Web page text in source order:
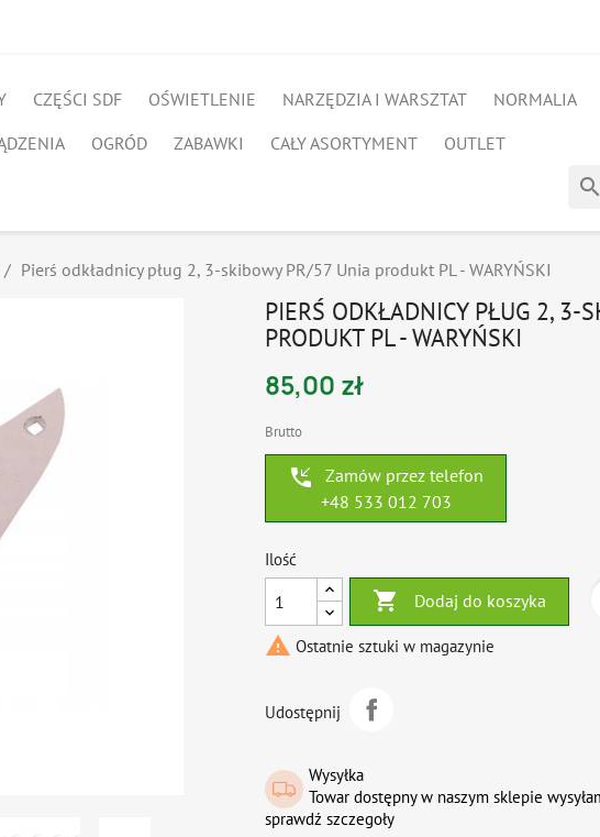
CZĘŚCI SDF OŚWIETLENIE NARZĘDZIA I WARSZTAT NORMALIA
OGRÓD ZABAWKI CAŁY ASORTYMENT OUTLET
search
Pierś odkładnicy pług 2, 3-skibowy PR/57 Unia produkt PL - WARYŃSKI
PIERŚ ODKŁADNICY PŁUG 2, 3-
PRODUKT PL - WARYŃSKI
85,00 zł
Brutto
phone_callback
Zamów przez telefon
+48 533 012 703
Ilość
 Dodaj do koszyka
 Ostatnie sztuki w magazynie
Udostępnij
Wysyłka
Towar dostępny w naszym sklepie
sprawdź szczegoły